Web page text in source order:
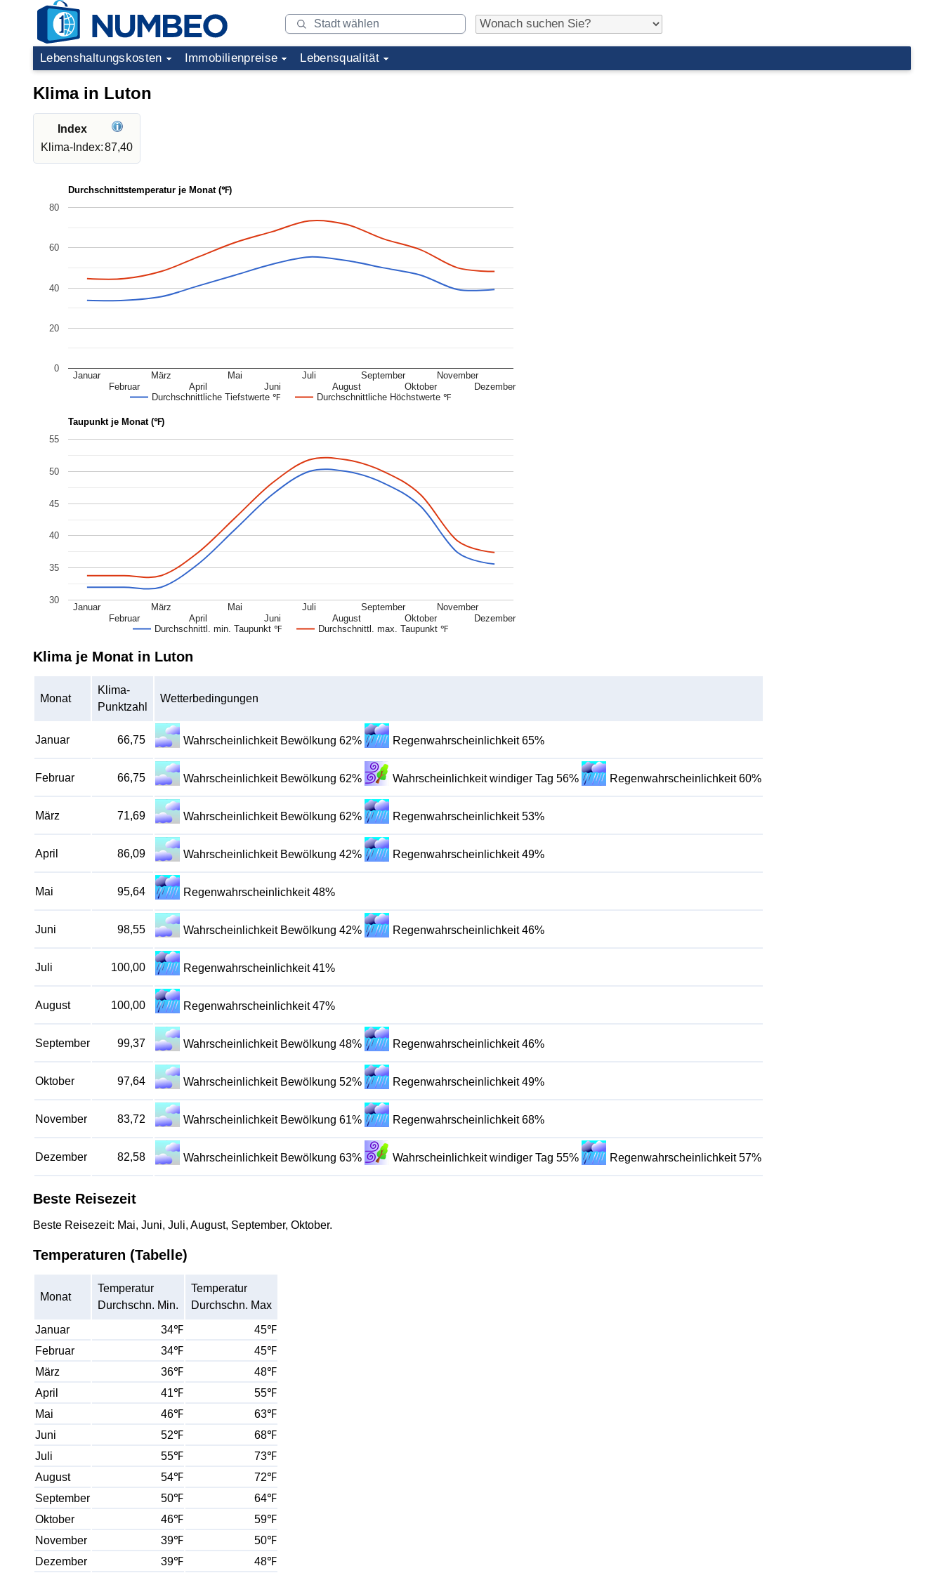
Lebenshaltungskosten Immobilienpreise Lebensqualität
Klima in Luton
Index
Klima-Index:87,40
Durchschnittstemperatur je Monat (℉)
Durchschnittliche Tiefstwerte ℉ Durchschnittliche Höchstwerte ℉
Januar
Februar
März
April
Mai
Juni
Juli
August
September
Oktober
November
Dezember
0
20
40
60
80
Taupunkt je Monat (℉)
Durchschnittl. min. Taupunkt ℉ Durchschnittl. max. Taupunkt ℉
Januar
Februar
März
April
Mai
Juni
Juli
August
September
Oktober
November
Dezember
30
35
40
45
50
55
Klima je Monat in Luton
Monat
Klima-
Punktzahl
Wetterbedingungen
Januar 66,75 Wahrscheinlichkeit Bewölkung 62% Regenwahrscheinlichkeit 65%
Februar 66,75 Wahrscheinlichkeit Bewölkung 62% Wahrscheinlichkeit windiger Tag 56% Regenwahrscheinlichkeit 60%
März 71,69 Wahrscheinlichkeit Bewölkung 62% Regenwahrscheinlichkeit 53%
April 86,09 Wahrscheinlichkeit Bewölkung 42% Regenwahrscheinlichkeit 49%
Mai 95,64 Regenwahrscheinlichkeit 48%
Juni 98,55 Wahrscheinlichkeit Bewölkung 42% Regenwahrscheinlichkeit 46%
Juli 100,00 Regenwahrscheinlichkeit 41%
August 100,00 Regenwahrscheinlichkeit 47%
September 99,37 Wahrscheinlichkeit Bewölkung 48% Regenwahrscheinlichkeit 46%
Oktober 97,64 Wahrscheinlichkeit Bewölkung 52% Regenwahrscheinlichkeit 49%
November 83,72 Wahrscheinlichkeit Bewölkung 61% Regenwahrscheinlichkeit 68%
Dezember 82,58 Wahrscheinlichkeit Bewölkung 63% Wahrscheinlichkeit windiger Tag 55% Regenwahrscheinlichkeit 57%
Beste Reisezeit
Beste Reisezeit: Mai, Juni, Juli, August, September, Oktober.
Temperaturen (Tabelle)
Monat
Temperatur
Durchschn. Min.
Temperatur
Durchschn. Max
Januar 34℉
45℉
Februar
34℉
45℉
März
36℉
48℉
April
41℉
55℉
Mai
46℉
63℉
Juni
52℉
68℉
Juli
55℉
73℉
August
54℉
72℉
September
50℉
64℉
Oktober
46℉
59℉
November
39℉
50℉
Dezember
39℉ 48℉